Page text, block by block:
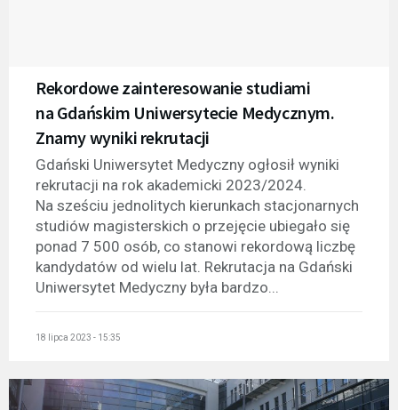
Rekordowe zainteresowanie studiami
na Gdańskim Uniwersytecie Medycznym.
Znamy wyniki rekrutacji
Gdański Uniwersytet Medyczny ogłosił wyniki
rekrutacji na rok akademicki 2023/2024.
Na sześciu jednolitych kierunkach stacjonarnych
studiów magisterskich o przejęcie ubiegało się
ponad 7 500 osób, co stanowi rekordową liczbę
kandydatów od wielu lat. Rekrutacja na Gdański
Uniwersytet Medyczny była bardzo...
18 lipca 2023 - 15:35